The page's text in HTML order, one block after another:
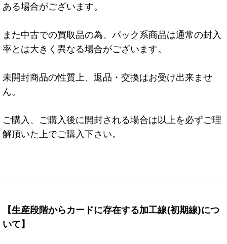
ある場合がございます。
また中古での買取品の為、パック系商品は通常の封入
率とは大きく異なる場合がございます。
未開封商品の性質上、返品・交換はお受け出来ませ
ん。
ご購入、ご購入後に開封される場合は以上を必ずご理
解頂いた上でご購入下さい。
【生産段階からカードに存在する加工線(初期線)につ
いて】